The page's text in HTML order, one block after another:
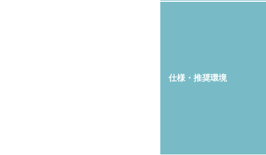
仕様・推奨環境